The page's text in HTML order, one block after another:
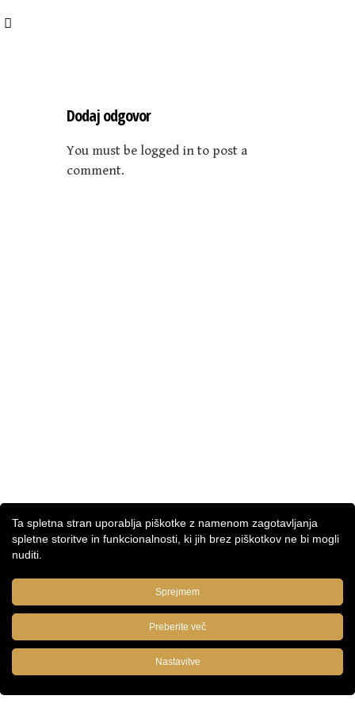
Dodaj odgovor
You must be logged in to post a
comment.
Ta spletna stran uporablja piškotke z namenom zagotavljanja
spletne storitve in funkcionalnosti, ki jih brez piškotkov ne bi mogli
nuditi.
Sprejmem
Preberite več
Nastavitve